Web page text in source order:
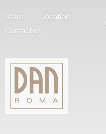
Store
Location
Contact us